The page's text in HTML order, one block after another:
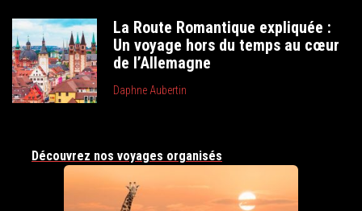
La Route Romantique expliquée :
Un voyage hors du temps au cœur
de l’Allemagne
Daphne Aubertin
Découvrez nos voyages organisés